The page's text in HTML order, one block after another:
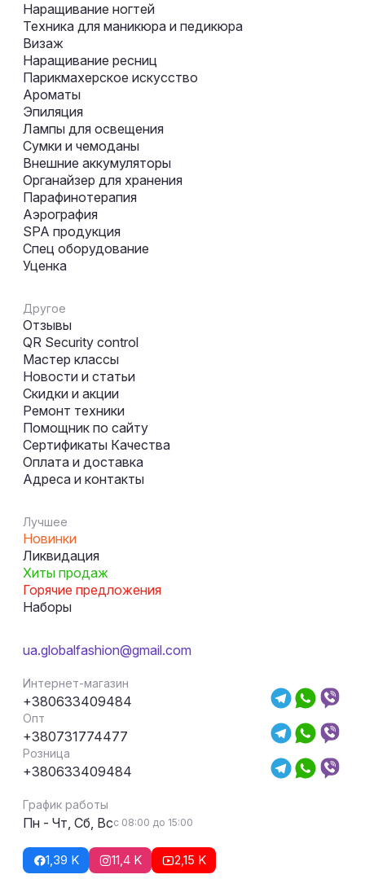
Наращивание ногтей
Техника для маникюра и педикюра
Визаж
Наращивание ресниц
Парикмахерское искусство
Ароматы
Эпиляция
Лампы для освещения
Сумки и чемоданы
Внешние аккумуляторы
Органайзер для хранения
Парафинотерапия
Аэрография
SPA продукция
Спец оборудование
Уценка
Другое
Отзывы
QR Security control
Мастер классы
Новости и статьи
Скидки и акции
Ремонт техники
Помощник по сайту
Сертификаты Качества
Оплата и доставка
Адреса и контакты
Лучшее
Новинки
Ликвидация
Хиты продаж
Горячие предложения
Наборы
ua.globalfashion@gmail.com
Интернет-магазин
+380633409484
Опт
+380731774477
Розница
+380633409484
График работы
Пн - Чт, Сб, Всс 08:00 до 15:00
1,39 K 11,4 K 2,15 K